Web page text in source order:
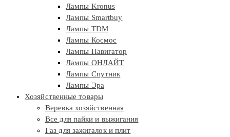
Лампы Kronus
Лампы Smartbuy
Лампы TDM
Лампы Космос
Лампы Навигатор
Лампы ОНЛАЙТ
Лампы Спутник
Лампы Эра
Хозяйственные товары
Веревка хозяйственная
Все для пайки и выжигания
Газ для зажигалок и плит